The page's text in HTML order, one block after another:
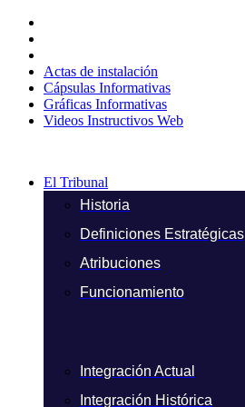
contenido
Actas de instalación
Cápsulas Informativas
Gráficas Informativas
Videos Instructivos Web
El Tribunal
Historia
Definiciones Estratégicas
Atribuciones
Funcionamiento
Integración Actual
Integración Histórica